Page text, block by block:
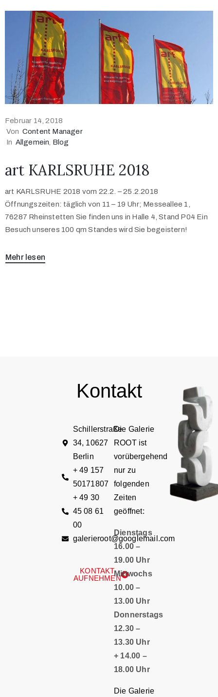
Februar 14, 2018
Von Content Manager
In Allgemein‚ Blog
art KARLSRUHE 2018
art KARLSRUHE 2018 vom 22.2. – 25.2.2018
Öffnungszeiten: täglich von 11 – 19 Uhr; Messeallee 1,
76287 Rheinstetten Sie finden uns in Halle 4, Stand P04 Ein
Besuch unseres 100 qm Standes wird Sie begeistern!
Mehr lesen
Kontakt
Schillerstraße
34, 10627
Berlin
+ 49 157
50171807
+ 49 30
45 08 61
00
galerieroot@googlemail.com
KONTAKT
AUFNEHMEN
Die Galerie
ROOT ist
vorübergehend
nur zu
folgenden
Zeiten
geöffnet:
Dienstags
16.00 –
19.00 Uhr
Mittwochs
10.00 –
13.00 Uhr
Donnerstags
12.30 –
13.30 Uhr
+ 14.00 –
18.00 Uhr
Die Galerie